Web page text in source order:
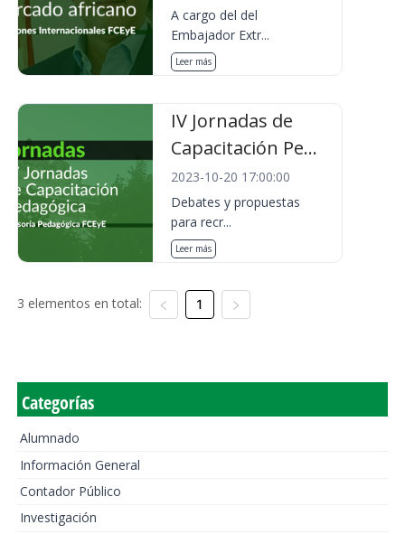
A cargo del del
Embajador Extr...
Leer más
IV Jornadas de
Capacitación Pe...
2023-10-20 17:00:00
Debates y propuestas
para recr...
Leer más
3 elementos en total: 1
Categorías
Alumnado
Información General
Contador Público
Investigación